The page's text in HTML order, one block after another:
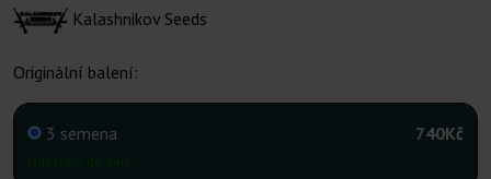
Kalashnikov Seeds
Originální balení:
3 semena 740Kč